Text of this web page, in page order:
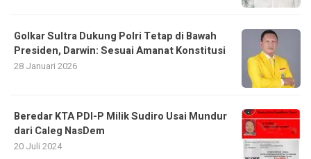
Golkar Sultra Dukung Polri Tetap di Bawah
Presiden, Darwin: Sesuai Amanat Konstitusi
28 Januari 2026
Beredar KTA PDI-P Milik Sudiro Usai Mundur
dari Caleg NasDem
20 Juli 2024